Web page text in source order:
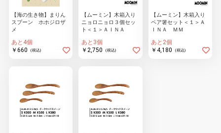
【海の生き物】まりん
スプーン ホホジロザ
メ
あと4個
￥660
(税込)
【ムーミン】木箱入り
ニョロニョロ３個セッ
ト＜１＞ＡＩＮＡ
あと3個
￥2,750
(税込)
【ムーミン】木箱入り
ペア箸セット＜１＞Ａ
ＩＮＡ ＭＭ
あと2個
￥4,180
(税込)
イラストレ
アダルトグ
ッズ